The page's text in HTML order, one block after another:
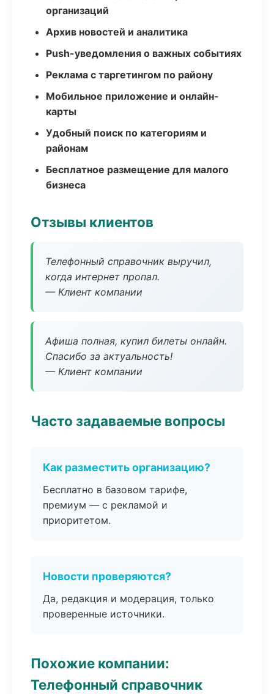
организаций
Архив новостей и аналитика
Push-уведомления о важных событиях
Реклама с таргетингом по району
Мобильное приложение и онлайн-
карты
Удобный поиск по категориям и
районам
Бесплатное размещение для малого
бизнеса
Отзывы клиентов
Телефонный справочник выручил,
когда интернет пропал.
— Клиент компании
Афиша полная, купил билеты онлайн.
Спасибо за актуальность!
— Клиент компании
Часто задаваемые вопросы
Как разместить организацию?
Бесплатно в базовом тарифе,
премиум — с рекламой и
приоритетом.
Новости проверяются?
Да, редакция и модерация, только
проверенные источники.
Похожие компании:
Телефонный справочник